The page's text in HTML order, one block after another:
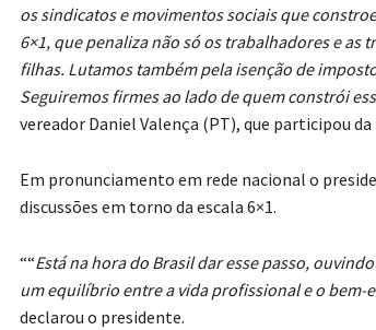
os sindicatos e movimentos sociais que
6×1, que penaliza não só os trabalhadores e as
filhas. Lutamos também pela isenção de
Seguiremos firmes ao lado de quem constrói
vereador Daniel Valença (PT), que participou
Em pronunciamento em rede nacional o
discussões em torno da escala 6×1.
““Está na hora do Brasil dar esse passo,
um equilíbrio entre a vida profissional e o
declarou o presidente.